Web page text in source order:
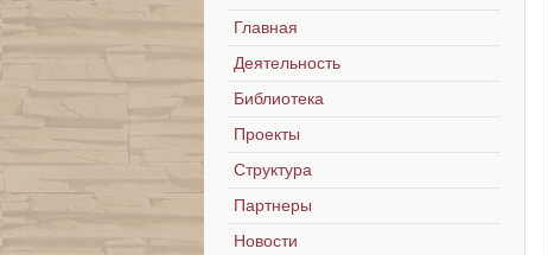
Главная
Деятельность
Библиотека
Проекты
Структура
Партнеры
Новости